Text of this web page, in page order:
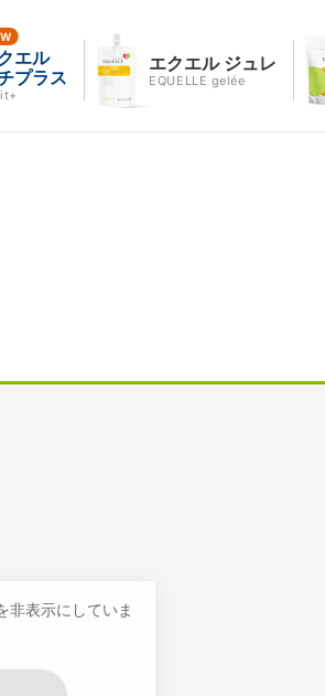
エル
プラス
エクエル ジュレ
EQUELLE gelée
非表示にしていま